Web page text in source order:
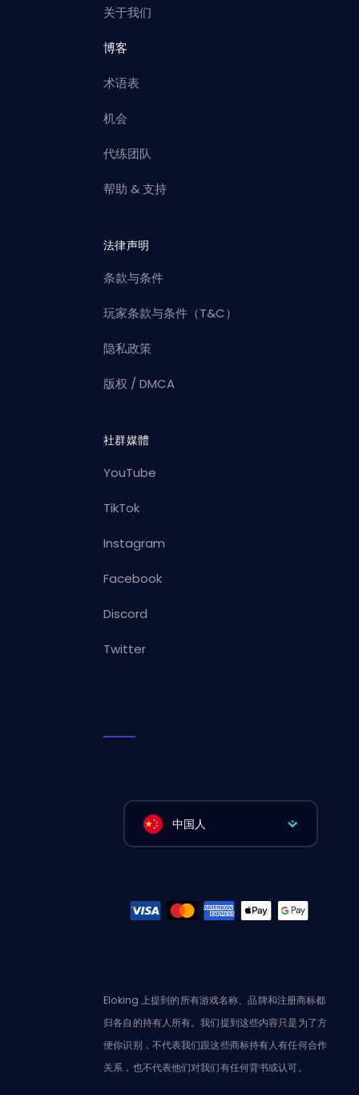
关于我们
博客
术语表
机会
代练团队
帮助 & 支持
法律声明
条款与条件
玩家条款与条件（T&C）
隐私政策
版权 / DMCA
社群媒體
YouTube
TikTok
Instagram
Facebook
Discord
Twitter
中国人
Eloking 上提到的所有游戏名称、品牌和注册商标都
归各自的持有人所有。我们提到这些内容只是为了方
便你识别，不代表我们跟这些商标持有人有任何合作
关系，也不代表他们对我们有任何背书或认可。